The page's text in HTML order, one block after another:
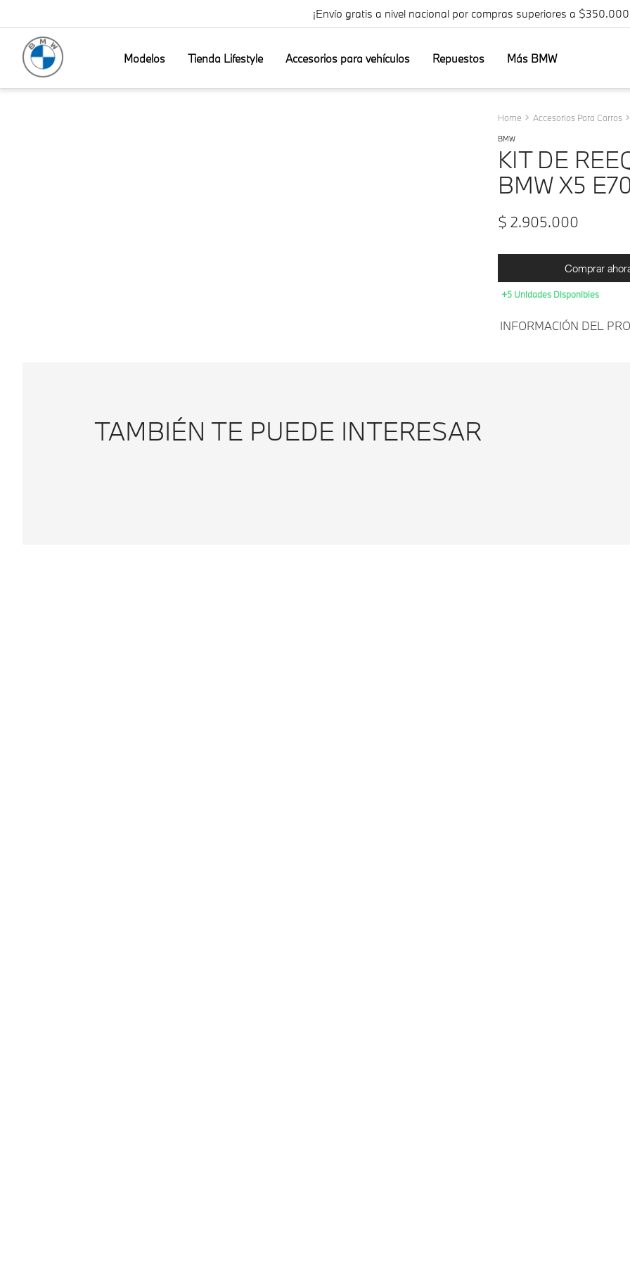
¡Envío gratis a nivel nacional por compras superiores a
Modelos Tienda Lifestyle Accesorios para vehículos Repuestos Más BMW
Accesorios Para Carros
BMW
KIT DE
BMW X5
$ 2.905.000
Comprar
+5 Unidades Disponibles
INFORMACIÓN DEL
TAMBIÉN TE PUEDE INTERESAR